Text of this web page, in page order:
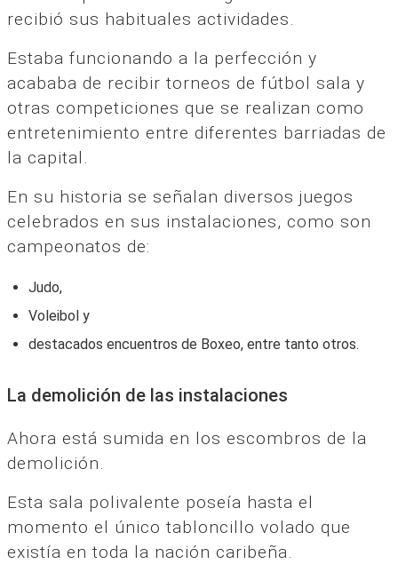
recibió sus habituales actividades.
Estaba funcionando a la perfección y
acababa de recibir torneos de fútbol sala y
otras competiciones que se realizan como
entretenimiento entre diferentes barriadas de
la capital.
En su historia se señalan diversos juegos
celebrados en sus instalaciones, como son
campeonatos de:
Judo,
Voleibol y
destacados encuentros de Boxeo, entre tanto otros.
La demolición de las instalaciones
Ahora está sumida en los escombros de la
demolición.
Esta sala polivalente poseía hasta el
momento el único tabloncillo volado que
existía en toda la nación caribeña.